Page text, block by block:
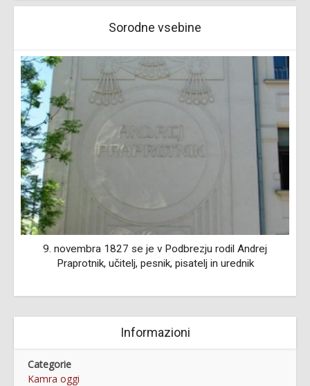
Sorodne vsebine
9. novembra 1827 se je v Podbrezju rodil Andrej
Praprotnik, učitelj, pesnik, pisatelj in urednik
Informazioni
Categorie
Kamra oggi